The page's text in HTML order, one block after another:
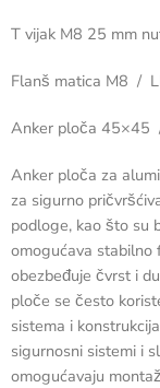
T vijak M8 25 mm
Flanš matica M8 /
Anker ploča 45×45
Anker ploča za
za sigurno
podloge, kao što su
omogućava stabilno
obezbeđuje čvrst i
ploče se često
sistema i
sigurnosni sistemi i
omogućavaju